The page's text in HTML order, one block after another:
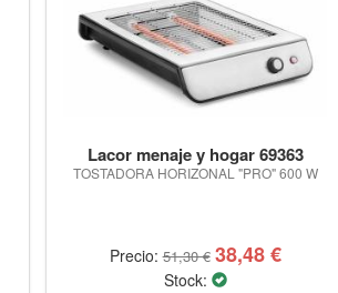
Lacor menaje y hogar 69363
TOSTADORA HORIZONAL "PRO" 600 W
Precio:51,30 € 38,48 €
Stock: